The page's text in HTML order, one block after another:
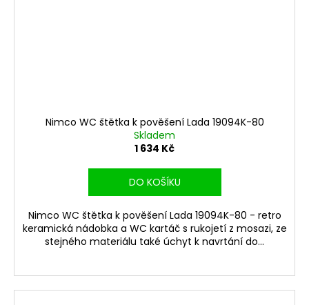
Nimco WC štětka k pověšení Lada 19094K-80
Skladem
1 634 Kč
DO KOŠÍKU
Nimco WC štětka k pověšení Lada 19094K-80 - retro
keramická nádobka a WC kartáč s rukojetí z mosazi, ze
stejného materiálu také úchyt k navrtání do...